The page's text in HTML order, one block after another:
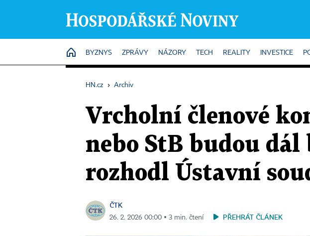
HOME
BYZNYS ZPRÁVY NÁZORY TECH REALITY INVESTICE
HN.cz › Archiv
Vrcholní členové
nebo StB budou
rozhodl Ústavní
ČTK
26. 2. 2026 00:00 ▪ 3 min. čtení PŘEHRÁT ČLÁNEK